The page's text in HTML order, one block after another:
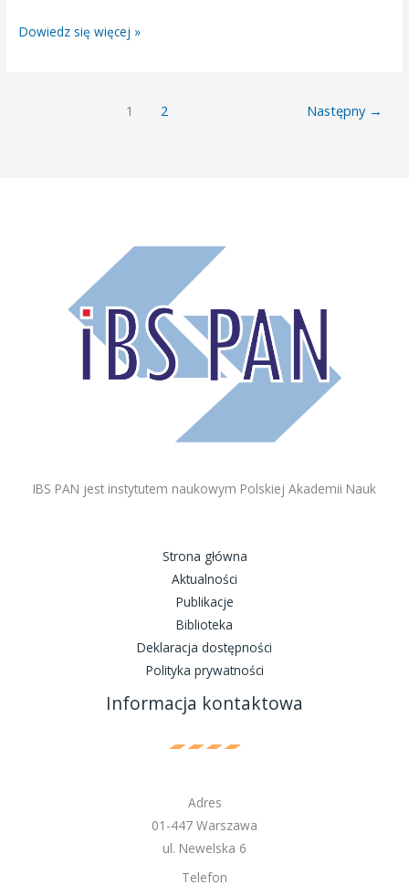
Dowiedz się więcej »
1 2 Następny →
IBS PAN jest instytutem naukowym Polskiej Akademii Nauk
Strona główna
Aktualności
Publikacje
Biblioteka
Deklaracja dostępności
Polityka prywatności
Informacja kontaktowa
Adres
01-447 Warszawa
ul. Newelska 6
Telefon